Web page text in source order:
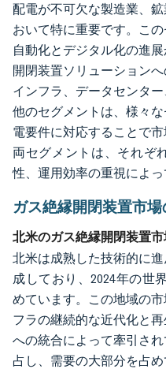
配電が不可欠な製造業、
おいて特に重要です。こ
自動化とデジタル化の進
開閉装置ソリューション
インフラ、データセンタ
他のセグメントは、様々
電要件に対応することで
両セグメントは、それぞ
性、運用効率の重視によっ
ガス絶縁開閉装置市
北米のガス絶縁開閉装置
北米は成熟した技術的に
成しており、2024年の世
めています。この地域の
フラの継続的な近代化と
への統合によって牽引さ
占し、需要の大部分を占